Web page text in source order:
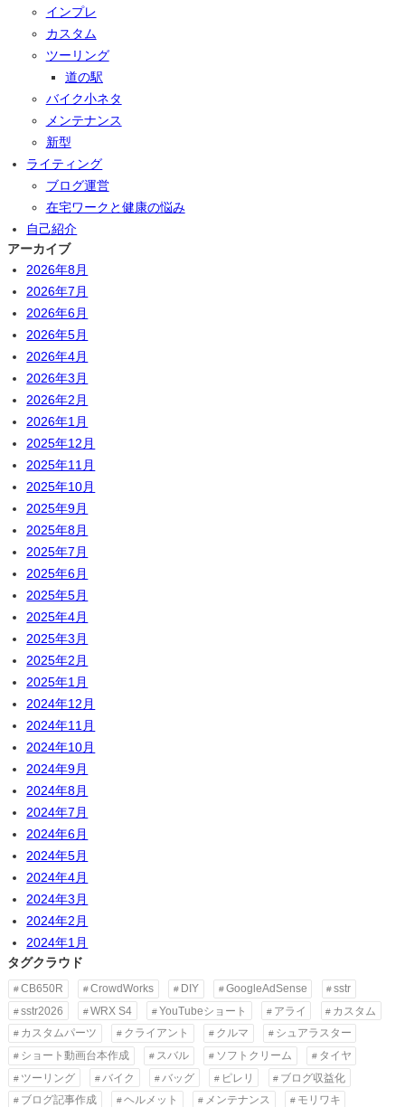
インプレ
カスタム
ツーリング
道の駅
バイク小ネタ
メンテナンス
新型
ライティング
ブログ運営
在宅ワークと健康の悩み
自己紹介
アーカイブ
2026年8月
2026年7月
2026年6月
2026年5月
2026年4月
2026年3月
2026年2月
2026年1月
2025年12月
2025年11月
2025年10月
2025年9月
2025年8月
2025年7月
2025年6月
2025年5月
2025年4月
2025年3月
2025年2月
2025年1月
2024年12月
2024年11月
2024年10月
2024年9月
2024年8月
2024年7月
2024年6月
2024年5月
2024年4月
2024年3月
2024年2月
2024年1月
タグクラウド
CB650R CrowdWorks DIY GoogleAdSense
sstr
sstr2026
WRX S4 YouTubeショート アライ
カスタム
カスタムパーツ
クライアント クルマ
シュアラスター
ショート動画台本作成
スバル ソフトクリーム
タイヤ
ツーリング
バイク バッグ ピレリ
ブログ収益化
ブログ記事作成
ヘルメット メンテナンス
モリワキ